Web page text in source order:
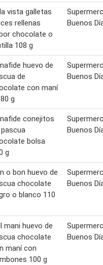
vista galletas
rellenas
chocolate o
108 g
Buenos
huevo de
de
con maní
g
Buenos
conejitos
bolsa
g
Buenos
o bon huevo de
chocolate
o blanco 110
Buenos
mani huevo de
chocolate
maní con
100 g
Buenos